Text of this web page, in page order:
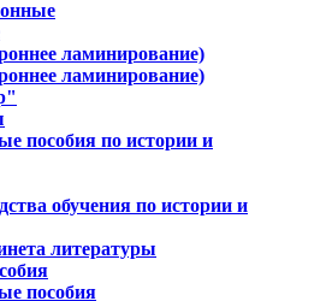
ламинирование)
ламинирование)
пособия по истории и
обучения по истории и
литературы
пособия